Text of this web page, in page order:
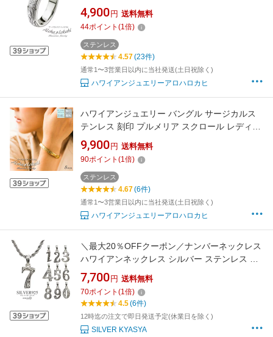
トレートエッジ スクロール プルメリア シルバ
ーカラー 偶数サイズ アロハロカヒ ブランド
【誕生日記念日】 父の日 ギフト プレゼント
4,900 円 送料無料
44ポイント (1倍)
ステンレス
4.57(23件)
通常1〜3営業日以内に当社発送(土日祝除く)
ハワイアンジュエリーアロハロカヒ
ハワイアンジュエリー バングル サージカルス
テンレス 刻印 プルメリア スクロール レディー
ス つけっぱなし 錆びない アロハロカヒ ブラン
ド 【誕生日記念日】 父の日 ギフト プレゼント
9,900 円 送料無料
90ポイント (1倍)
ステンレス
4.67(6件)
通常1〜3営業日以内に当社発送(土日祝除く)
ハワイアンジュエリーアロハロカヒ
＼最大20％OFFクーポン／ナンバーネックレス
ハワイアンネックレス シルバー ステンレス シ
ルバー925 数字ネックレス ロープチェーン ペ
ンダント
7,700 円 送料無料
70ポイント (1倍)
4.5(6件)
12時迄の注文で即日発送予定(休業日を除く)
SILVER KYASYA